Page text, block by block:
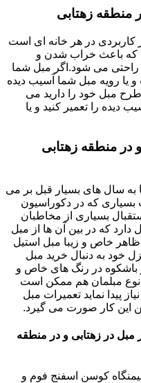
منطقه زهتابی
کاربردی در هر خانه ای است
که باعث خراب شدن و
راحتی می شود.اگر مبل شما
یا رویه مبل شما آسیب دیده
مبل خود را دارید می
دیده را تعمیر کنید و یا
در منطقه زهتابی
به سال های بسیار قبل بر می
بسیاری که در دکوراسیون
بسیاری از مخاطبان
دارد که در بین آن ها از مبل
ظاهر خاص و زیبا مبل استیل
خود به دنبال خرید مبل
و باشکوه در رنگ های خاص و
نوع مبلمان هم ممکن است
پیدا نماید تعمیرات مبل
این کار صورت می گیرد.
در زهتابی و در منطقه
کوسن اسفنج فوم و